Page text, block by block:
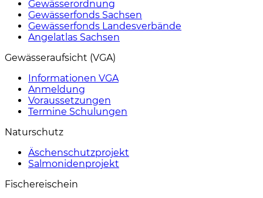
Gewässerordnung
Gewässerfonds Sachsen
Gewässerfonds Landesverbände
Angelatlas Sachsen
Gewässeraufsicht (VGA)
Informationen VGA
Anmeldung
Voraussetzungen
Termine Schulungen
Naturschutz
Äschenschutzprojekt
Salmonidenprojekt
Fischereischein